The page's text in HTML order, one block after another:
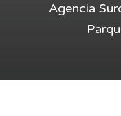
Agencia